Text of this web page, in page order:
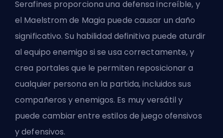
Serafines proporciona una defensa increíble, y
el Maelstrom de Magia puede causar un daño
significativo. Su habilidad definitiva puede aturdir
al equipo enemigo si se usa correctamente, y
crea portales que le permiten reposicionar a
cualquier persona en la partida, incluidos sus
compañeros y enemigos. Es muy versátil y
puede cambiar entre estilos de juego ofensivos
y defensivos.